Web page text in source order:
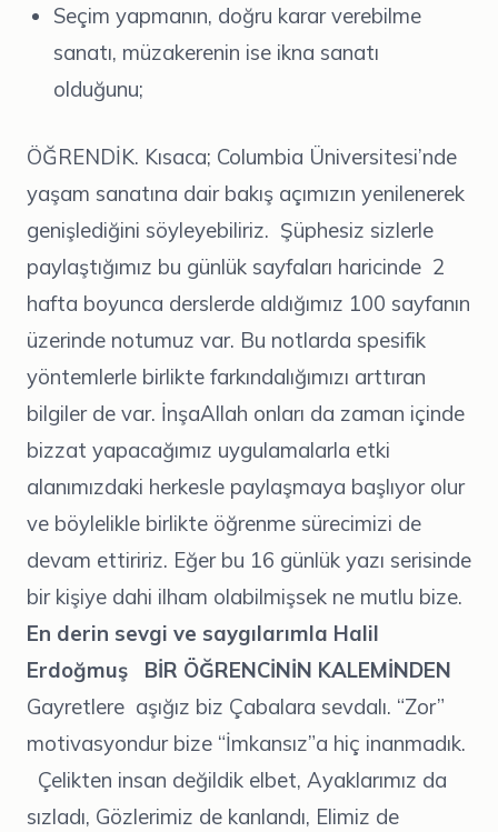
Seçim yapmanın, doğru karar verebilme
sanatı, müzakerenin ise ikna sanatı
olduğunu;
ÖĞRENDİK. Kısaca; Columbia Üniversitesi’nde
yaşam sanatına dair bakış açımızın yenilenerek
genişlediğini söyleyebiliriz. Şüphesiz sizlerle
paylaştığımız bu günlük sayfaları haricinde 2
hafta boyunca derslerde aldığımız 100 sayfanın
üzerinde notumuz var. Bu notlarda spesifik
yöntemlerle birlikte farkındalığımızı arttıran
bilgiler de var. İnşaAllah onları da zaman içinde
bizzat yapacağımız uygulamalarla etki
alanımızdaki herkesle paylaşmaya başlıyor olur
ve böylelikle birlikte öğrenme sürecimizi de
devam ettiririz. Eğer bu 16 günlük yazı serisinde
bir kişiye dahi ilham olabilmişsek ne mutlu bize.
En derin sevgi ve saygılarımla Halil
Erdoğmuş
BİR ÖĞRENCİNİN KALEMİNDEN
Gayretlere aşığız biz Çabalara sevdalı. “Zor”
motivasyondur bize “İmkansız”a hiç inanmadık.
Çelikten insan değildik elbet, Ayaklarımız da
sızladı, Gözlerimiz de kanlandı, Elimiz de